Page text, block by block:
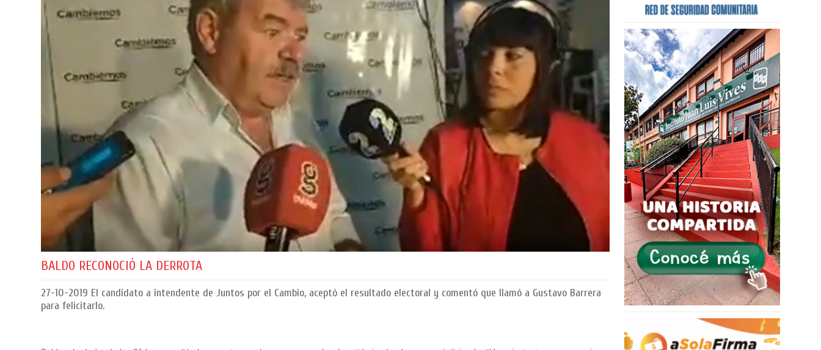
BALDO RECONOCIÓ LA DERROTA
27-10-2019 El candidato a intendente de Juntos por el Cambio, aceptó el resultado electoral y comentó que llamó a Gustavo Barrera
para felicitarlo.